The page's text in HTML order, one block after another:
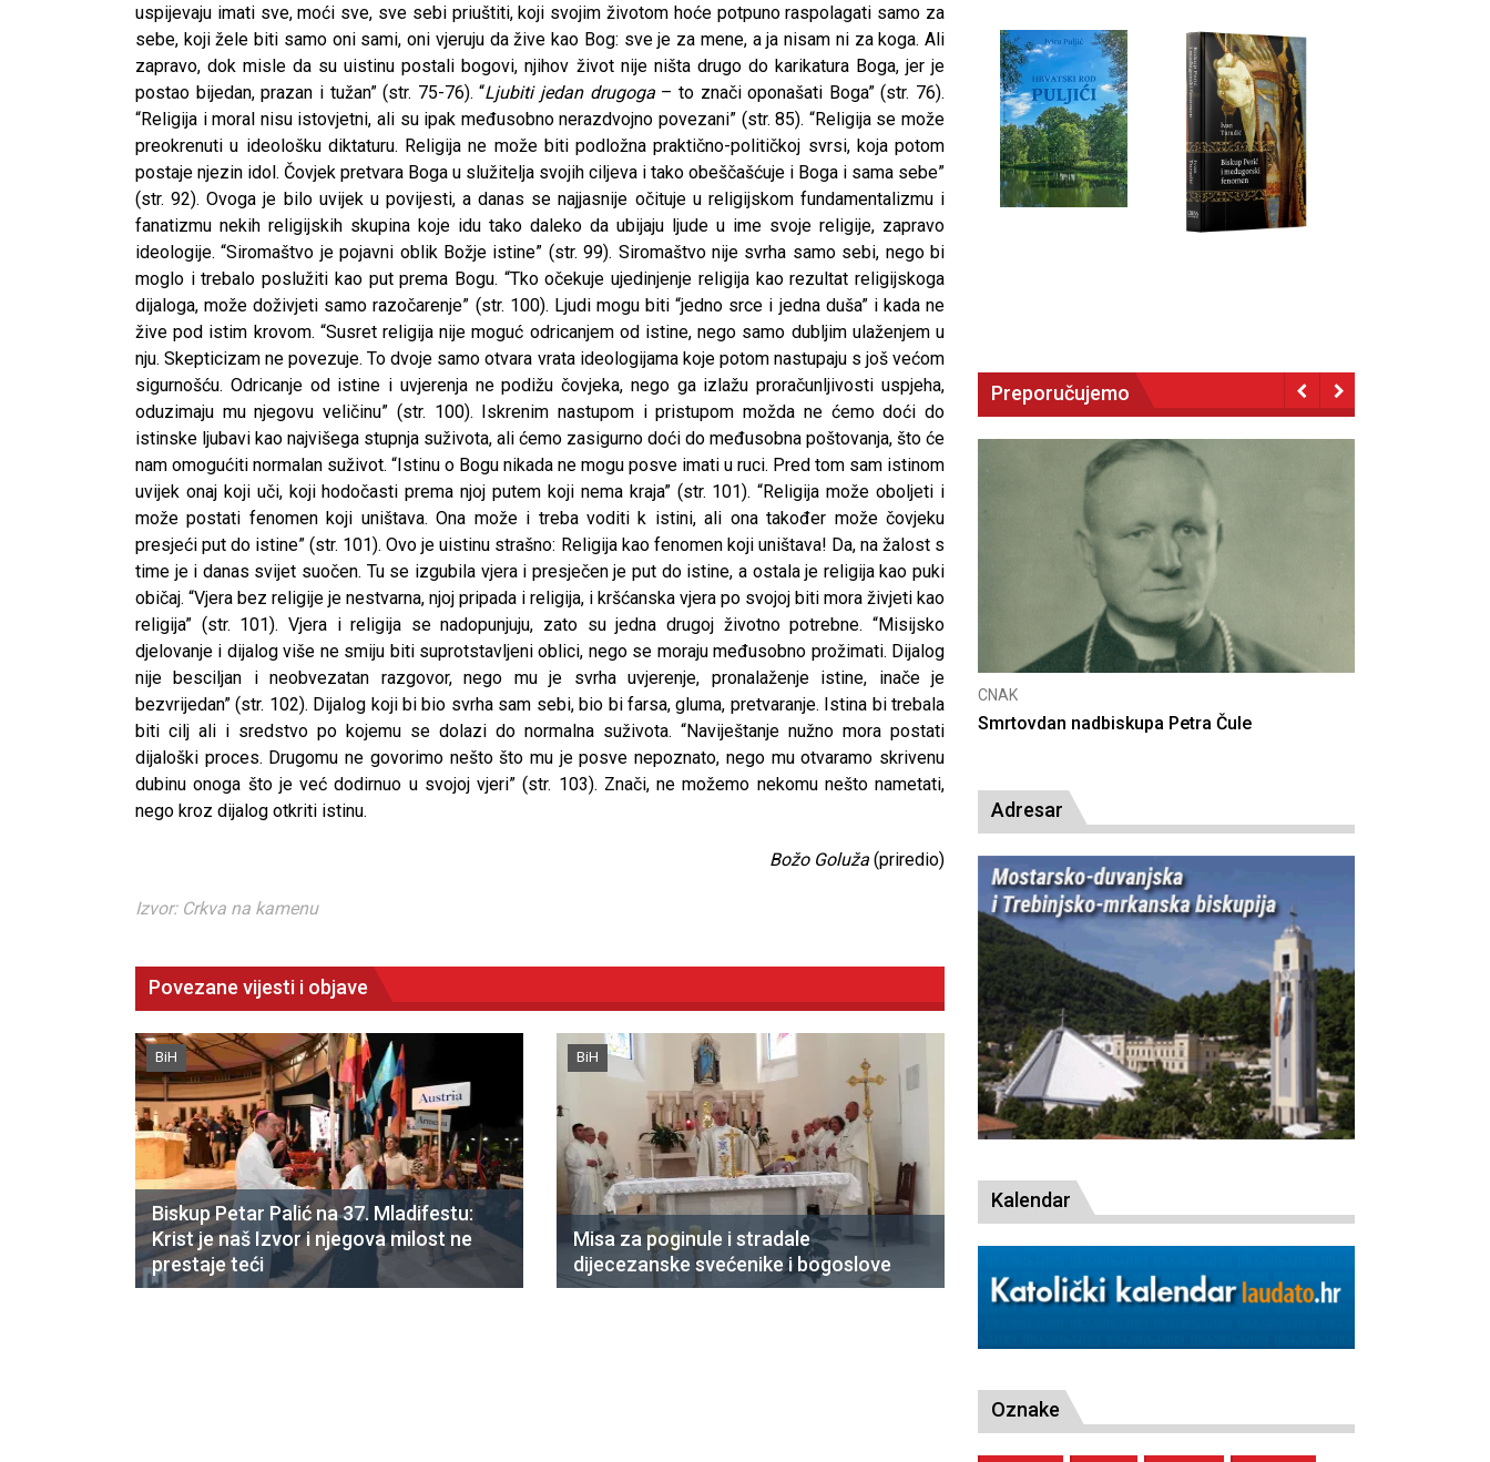
uspijevaju imati sve, moći sve, sve sebi priuštiti, koji svojim životom hoće potpuno raspolagati samo za
sebe, koji žele biti samo oni sami, oni vjeruju da žive kao Bog: sve je za mene, a ja nisam ni za koga. Ali
zapravo, dok misle da su uistinu postali bogovi, njihov život nije ništa drugo do karikatura Boga, jer je
postao bijedan, prazan i tužan” (str. 75-76). “Ljubiti jedan drugoga– to znači oponašati Boga” (str. 76).
“Religija i moral nisu istovjetni, ali su ipak međusobno nerazdvojno povezani” (str. 85). “Religija se može
preokrenuti u ideološku diktaturu. Religija ne može biti podložna praktično-političkoj svrsi, koja potom
postaje njezin idol. Čovjek pretvara Boga u služitelja svojih ciljeva i tako obeščašćuje i Boga i sama sebe”
(str. 92). Ovoga je bilo uvijek u povijesti, a danas se najjasnije očituje u religijskom fundamentalizmu i
fanatizmu nekih religijskih skupina koje idu tako daleko da ubijaju ljude u ime svoje religije, zapravo
ideologije. “Siromaštvo je pojavni oblik Božje istine” (str. 99). Siromaštvo nije svrha samo sebi, nego bi
moglo i trebalo poslužiti kao put prema Bogu. “Tko očekuje ujedinjenje religija kao rezultat religijskoga
dijaloga, može doživjeti samo razočarenje” (str. 100). Ljudi mogu biti “jedno srce i jedna duša” i kada ne
žive pod istim krovom. “Susret religija nije moguć odricanjem od istine, nego samo dubljim ulaženjem u
nju. Skepticizam ne povezuje. To dvoje samo otvara vrata ideologijama koje potom nastupaju s još većom
sigurnošću. Odricanje od istine i uvjerenja ne podižu čovjeka, nego ga izlažu proračunljivosti uspjeha,
oduzimaju mu njegovu veličinu” (str. 100). Iskrenim nastupom i pristupom možda ne ćemo doći do
istinske ljubavi kao najvišega stupnja suživota, ali ćemo zasigurno doći do međusobna poštovanja, što će
nam omogućiti normalan suživot. “Istinu o Bogu nikada ne mogu posve imati u ruci. Pred tom sam istinom
uvijek onaj koji uči, koji hodočasti prema njoj putem koji nema kraja” (str. 101). “Religija može oboljeti i
može postati fenomen koji uništava. Ona može i treba voditi k istini, ali ona također može čovjeku
presjeći put do istine” (str. 101). Ovo je uistinu strašno: Religija kao fenomen koji uništava! Da, na žalost s
time je i danas svijet suočen. Tu se izgubila vjera i presječen je put do istine, a ostala je religija kao puki
običaj. “Vjera bez religije je nestvarna, njoj pripada i religija, i kršćanska vjera po svojoj biti mora živjeti kao
religija” (str. 101). Vjera i religija se nadopunjuju, zato su jedna drugoj životno potrebne. “Misijsko
djelovanje i dijalog više ne smiju biti suprotstavljeni oblici, nego se moraju međusobno prožimati. Dijalog
nije besciljan i neobvezatan razgovor, nego mu je svrha uvjerenje, pronalaženje istine, inače je
bezvrijedan” (str. 102). Dijalog koji bi bio svrha sam sebi, bio bi farsa, gluma, pretvaranje. Istina bi trebala
biti cilj ali i sredstvo po kojemu se dolazi do normalna suživota. “Naviještanje nužno mora postati
dijaloški proces. Drugomu ne govorimo nešto što mu je posve nepoznato, nego mu otvaramo skrivenu
dubinu onoga što je već dodirnuo u svojoj vjeri” (str. 103). Znači, ne možemo nekomu nešto nametati,
nego kroz dijalog otkriti istinu.
Božo Goluža (priredio)
Izvor: Crkva na kamenu
Povezane vijesti i objave
BiH
Biskup Petar Palić na 37. Mladifestu:
Krist je naš Izvor i njegova milost ne
prestaje teći
BiH
Misa za poginule i stradale
dijecezanske svećenike i bogoslove
Preporučujemo
CNAK
Kad se nasilje pretvara u optužnicu
CNAK
Smrtovdan nadbiskupa Petra Čule
Deseta obljetnica poništenja komunističke
Adresar
Kalendar
Oznake